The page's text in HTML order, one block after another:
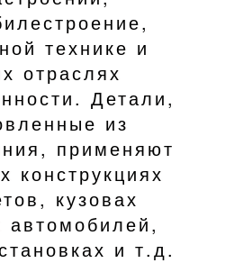
технике и
отраслях
Детали,
из
применяют
конструкциях
кузовах
автомобилей,
и т.д.